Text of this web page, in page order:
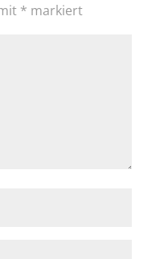
* markiert